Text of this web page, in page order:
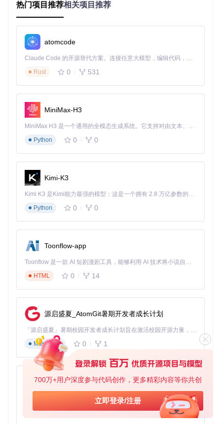
700万+用户深度参与代码创作，更多精彩内容等你共创
立即登录/注册
Windows 10/11
x86_64
macOS 10.15+
Raspberry Pi OS
条件：已安装Git和Python 3.6+ 操作：
克隆项目仓库
git clone
进入项目目录
执行编译脚本
结果：编译完成后，可在build目录中找到安装程序
克隆项目仓库
git clone
进入项目目录
复制交叉编译工具
sudo cp
热门项目推荐相关项目推荐
atomcode
Claude Code 的开源替代方案。连接任意大模型，编辑代码，运行命令，自动验证 — 全自动执行。用 Rust 构建，极致性能。 ｜ An open-source alternative to Claude Code. Connect any LLM, edit code, run commands, and verify changes — autonomously. Built in Rust for speed. Get Started
Rust
0 531
MiniMax-H3
MiniMax H3 是一个通用的全模态生成系统。它支持对由文本、图像、视频和音频组成的多模态上下文进行统一理解，并能生成分辨率高达 2K、时长可达 15 秒的带原生立体声音频的视频。得益于面向任务泛化的系统设计，H3 在预训练阶段就已具备广泛的多模态上下文理解与生成能力，能够出色地执行复杂的多模态指令。
Python
0 0
Kimi-K3
Kimi K3 是Kimi能力最强的模型：这是一个拥有 2.8 万亿参数的混合专家（MoE）模型，具备原生视觉理解能力，并支持 100 万 token 的上下文窗口。
Python
0 0
Toonflow-app
Toonflow 是一款 AI 短剧漫剧工具，能够利用 AI 技术将小说自动转化为剧本，并结合 AI 生成的图片和视频，实现高效的短剧创作。借助 Toonflow，可以轻松完成从文字到影像的全流程，让短剧制作变得更加智能与便捷。
HTML
0 14
源启盛夏_AtomGit暑期开发者成长计划
「源启盛夏」暑期校园开发者成长计划旨在激活校园开源力量，通过积分激励、认证扶持、资源倾斜等形式，引导高校组织和开发者完成「入驻 — 建项目 — 做贡献 — 获认证 — 得资源」的完整闭环。无论你是想带领社团入驻平台的组织者，还是希望用代码贡献证明自己的开发者，都能在这里找到属于你的成长路径。
Markdown
0 1
AionUi
免费、本地、开源的 24/7 全天候 Cowork 应用，以及适用于 Gemini CLI、Claude Code、Codex、OpenCode、Qwen Code、Goose CLI、Auggie 等的 OpenClaw | 🌟 喜欢就点star吧
TypeScript
0 6